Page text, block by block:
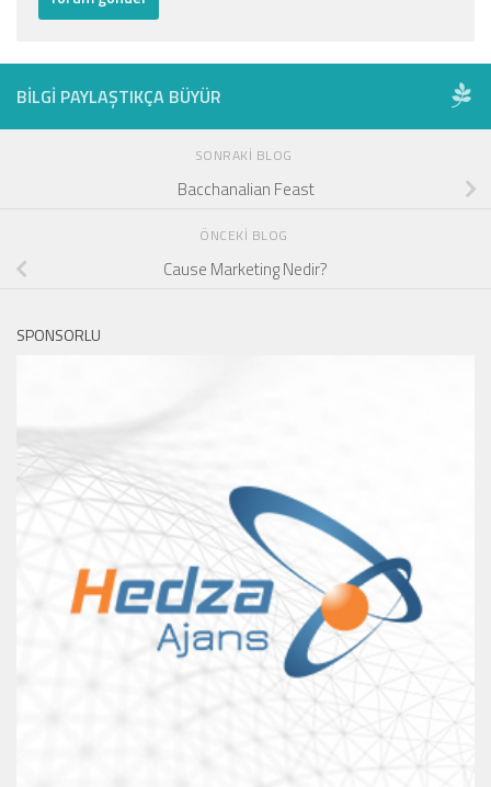
BILGI PAYLAŞTIKÇA BÜYÜR
SONRAKI BLOG
Bacchanalian Feast
ÖNCEKI BLOG
Cause Marketing Nedir?
SPONSORLU